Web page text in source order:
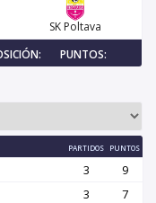
SK Poltava
PUNTOS:
PARTIDOS PUNTOS
3
9
3
7